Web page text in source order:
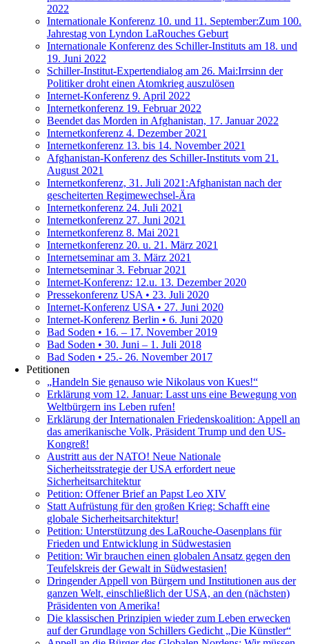
2022
Internationale Konferenz 10. und 11. September:Zum 100.
Jahrestag von Lyndon LaRouches Geburt
Internationale Konferenz des Schiller-Instituts am 18. und
19. Juni 2022
Schiller-Institut-Expertendialog am 26. Mai:Irrsinn der
Politiker droht einen Atomkrieg auszulösen
Internet-Konferenz 9. April 2022
Internetkonferenz 19. Februar 2022
Beendet das Morden in Afghanistan, 17. Januar 2022
Internetkonferenz 4. Dezember 2021
Internetkonferenz 13. bis 14. November 2021
Afghanistan-Konferenz des Schiller-Instituts vom 21.
August 2021
Internetkonferenz, 31. Juli 2021:Afghanistan nach der
gescheiterten Regimewechsel-Ära
Internetkonferenz 24. Juli 2021
Internetkonferenz 27. Juni 2021
Internetkonferenz 8. Mai 2021
Internetkonferenz 20. u. 21. März 2021
Internetseminar am 3. März 2021
Internetseminar 3. Februar 2021
Internet-Konferenz: 12.u. 13. Dezember 2020
Pressekonferenz USA • 23. Juli 2020
Internet-Konferenz USA • 27. Juni 2020
Internet-Konferenz Berlin • 6. Juni 2020
Bad Soden • 16. – 17. November 2019
Bad Soden • 30. Juni – 1. Juli 2018
Bad Soden • 25.- 26. November 2017
Petitionen
„Handeln Sie genauso wie Nikolaus von Kues!“
Erklärung vom 12. Januar: Lasst uns eine Bewegung von
Weltbürgern ins Leben rufen!
Erklärung der Internationalen Friedenskoalition: Appell an
das amerikanische Volk, Präsident Trump und den US-
Kongreß!
Austritt aus der NATO! Neue Nationale
Sicherheitsstrategie der USA erfordert neue
Sicherheitsarchitektur
Petition: Offener Brief an Papst Leo XIV
Statt Aufrüstung für den großen Krieg: Schafft eine
globale Sicherheitsarchitektur!
Petition: Unterstützung des LaRouche-Oasenplans für
Frieden und Entwicklung in Südwestasien
Petition: Wir brauchen einen globalen Ansatz gegen den
Teufelskreis der Gewalt in Südwestasien!
Dringender Appell von Bürgern und Institutionen aus der
ganzen Welt, einschließlich der USA, an den (nächsten)
Präsidenten von Amerika!
Die klassischen Prinzipien wieder zum Leben erwecken
auf der Grundlage von Schillers Gedicht „Die Künstler“